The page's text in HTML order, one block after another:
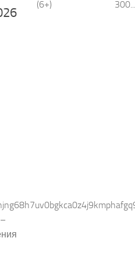
(6+) 300...